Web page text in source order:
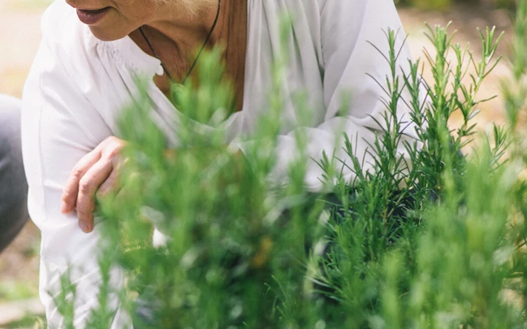
Situationen wie eine Trennung der Eltern. Auch der
Tod eines nahestehenden Menschen oder
Missbrauchserfahrungen können tiefe Spuren
hinterlassen. Zusätzlich spielen körperliche
Veränderungen und genetische Faktoren eine Rolle.
Diese Herausforderungen können zu
Verhaltensauffälligkeiten führen, die sich im Laufe der
Zeit zu ernsthaften psychischen Erkrankungen
entwickeln.